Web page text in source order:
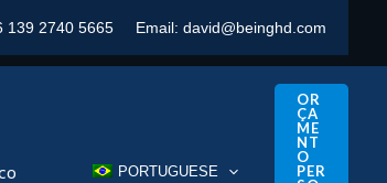
139 2740 5665 Email: david@beinghd.com
PORTUGUESE
OR
ÇA
ME
NT
O
PER